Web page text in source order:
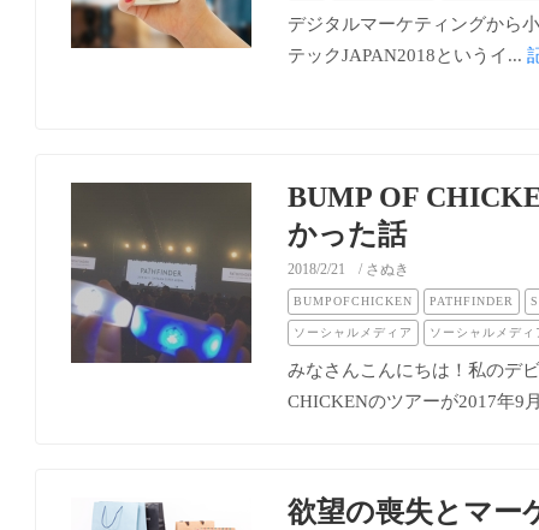
デジタルマーケティングから
テックJAPAN2018というイ...
BUMP OF
かった話
2018/2/21 / さぬき
BUMPOFCHICKEN PATHFINDER
ソーシャルメディア ソーシャルメデ
みなさんこんにちは！私のデ
CHICKENのツアーが2017年9
欲望の喪失とマー